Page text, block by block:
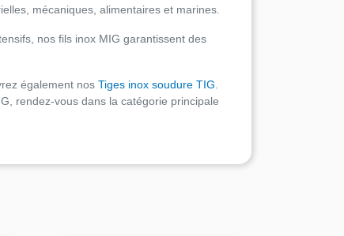
mécaniques, alimentaires et marines.
nos fils inox MIG garantissent des
également nos Tiges inox soudure TIG
rendez-vous dans la catégorie principale